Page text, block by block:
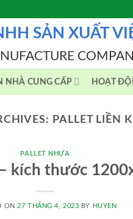
SẢN XUẤT
NHÀ CUNG CẤP HOẠT
PALLET LIỀN
PALLET NHỰA
kích thước
ON27 THÁNG 4, 2023 BY HUYEN